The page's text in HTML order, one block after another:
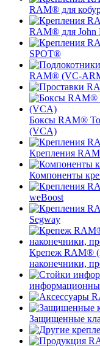
RAM® для
RAM® для John
SPOT®
RAM® (VC-
Боксы RAM®
(VCA)
Крепления
Компоненты
weBoost
Segway
Крепеж RAM®
наконечники,
Защищенные